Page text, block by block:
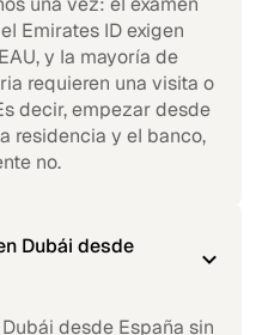
Emirates ID exigen
y la mayoría de
requieren una visita o
decir, empezar desde
residencia y el banco,
no.
Dubái desde
desde España sin